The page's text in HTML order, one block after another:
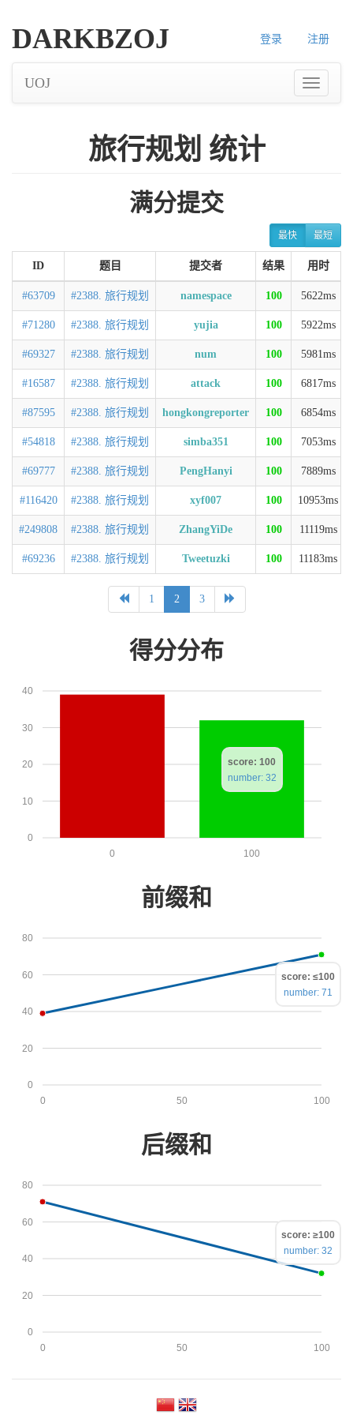
登录 注册
DARKBZOJ
UOJ
旅行规划 统计
满分提交
最快 最短
ID 题目 提交者 结果 用时
#63709 #2388. 旅行规划 namespace 100 5622ms
#71280 #2388. 旅行规划 yujia 100 5922ms
#69327 #2388. 旅行规划 num 100 5981ms
#16587 #2388. 旅行规划 attack 100 6817ms
#87595 #2388. 旅行规划 hongkongreporter 100 6854ms
#54818 #2388. 旅行规划 simba351 100 7053ms
#69777 #2388. 旅行规划 PengHanyi 100 7889ms
#116420 #2388. 旅行规划 xyf007 100 10953ms
#249808 #2388. 旅行规划 ZhangYiDe 100 11119ms
#69236 #2388. 旅行规划 Tweetuzki 100 11183ms
1 2 3
得分分布
0
10
20
30
40
100
0
score: 100
number: 32
前缀和
0
20
40
60
80
100
50
0
score: ≤100
number: 71
后缀和
0
20
40
60
80
100
50
0
score: ≥100
number: 32